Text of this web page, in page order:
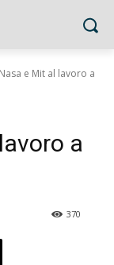
e Mit al lavoro a
a
370